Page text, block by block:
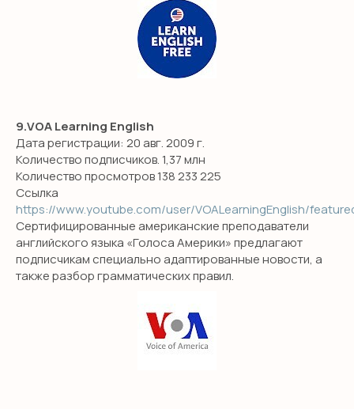
9.VOA Learning English
Дата регистрации: 20 авг. 2009 г.
Количество подписчиков. 1,37 млн
Количество просмотров 138 233 225
Ссылка
https://www.youtube.com/user/VOALearningEnglish/
Сертифицированные американские преподаватели
английского языка «Голоса Америки» предлагают
подписчикам специально адаптированные новости, а
также разбор грамматических правил.
Няни из филиппин
О КОМПАНИИ
КОНТАКТЫ
Сотрудничество
Няни
Блог
Оплата
О школе
+7 (495) 278-08-79
121351, ул. Коцюбинского, 9 к.2
127006, ул. Каретный ряд, д.